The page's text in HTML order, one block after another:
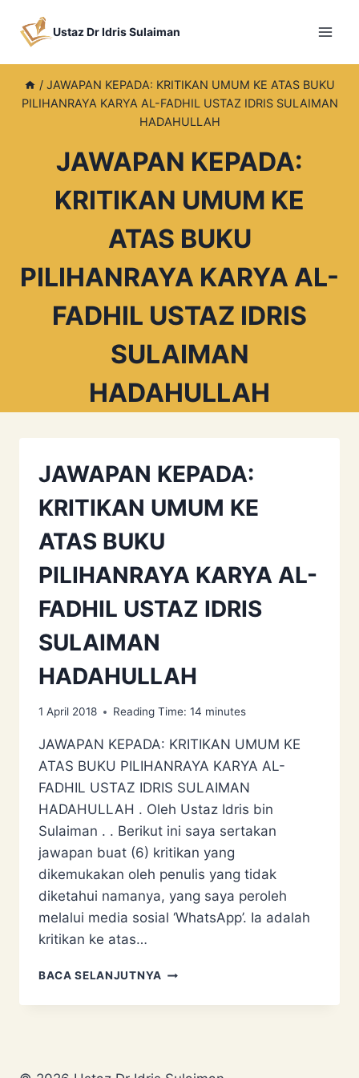
Ustaz Dr Idris Sulaiman
/ JAWAPAN KEPADA: KRITIKAN UMUM KE ATAS BUKU
PILIHANRAYA KARYA AL-FADHIL USTAZ IDRIS SULAIMAN
HADAHULLAH
JAWAPAN KEPADA:
KRITIKAN UMUM KE
ATAS BUKU
PILIHANRAYA KARYA AL-
FADHIL USTAZ IDRIS
SULAIMAN
HADAHULLAH
JAWAPAN KEPADA:
KRITIKAN UMUM KE
ATAS BUKU
PILIHANRAYA KARYA AL-
FADHIL USTAZ IDRIS
SULAIMAN
HADAHULLAH
1 April 2018 Reading Time: 14 minutes
JAWAPAN KEPADA: KRITIKAN UMUM KE
ATAS BUKU PILIHANRAYA KARYA AL-
FADHIL USTAZ IDRIS SULAIMAN
HADAHULLAH . Oleh Ustaz Idris bin
Sulaiman . . Berikut ini saya sertakan
jawapan buat (6) kritikan yang
dikemukakan oleh penulis yang tidak
diketahui namanya, yang saya peroleh
melalui media sosial ‘WhatsApp’. Ia adalah
kritikan ke atas…
BACA SELANJUTNYA JAWAPAN
KRITIKAN
BUKU